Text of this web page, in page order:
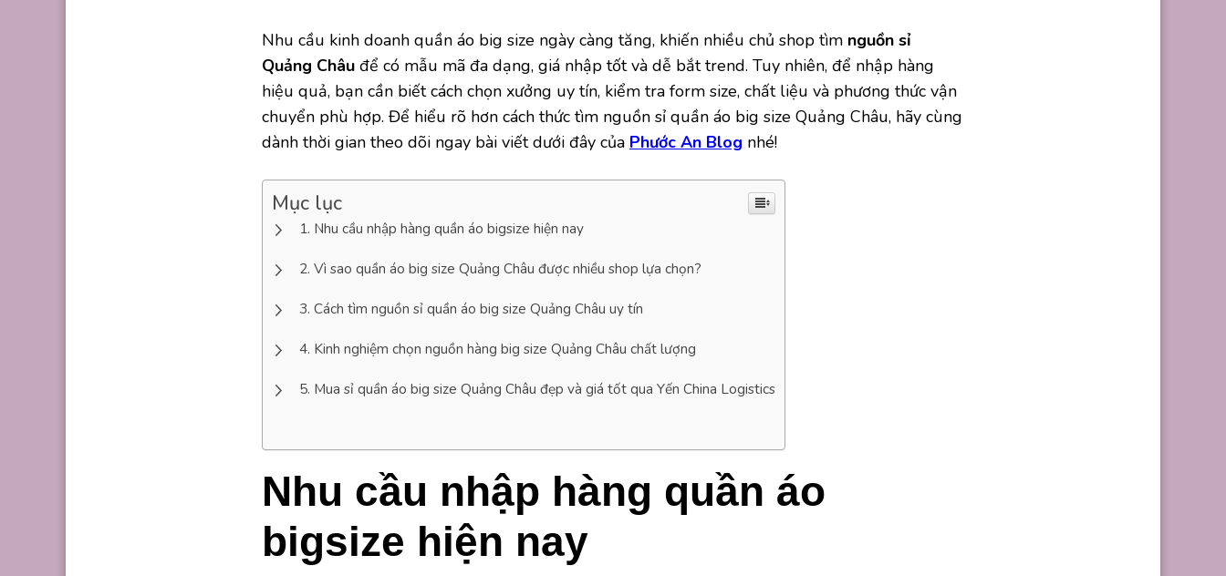
Nhu cầu kinh doanh quần áo big size ngày càng tăng, khiến nhiều chủ shop tìm nguồn sỉ
Quảng Châu để có mẫu mã đa dạng, giá nhập tốt và dễ bắt trend. Tuy nhiên, để nhập hàng
hiệu quả, bạn cần biết cách chọn xưởng uy tín, kiểm tra form size, chất liệu và phương thức vận
chuyển phù hợp. Để hiểu rõ hơn cách thức tìm nguồn sỉ quần áo big size Quảng Châu, hãy cùng
dành thời gian theo dõi ngay bài viết dưới đây của Phước An Blog nhé!
Mục lục
Nhu cầu nhập hàng quần áo bigsize hiện nay
Vì sao quần áo big size Quảng Châu được nhiều shop lựa chọn?
Cách tìm nguồn sỉ quần áo big size Quảng Châu uy tín
Kinh nghiệm chọn nguồn hàng big size Quảng Châu chất lượng
Mua sỉ quần áo big size Quảng Châu đẹp và giá tốt qua Yến China Logistics
Nhu cầu nhập hàng quần áo
bigsize hiện nay